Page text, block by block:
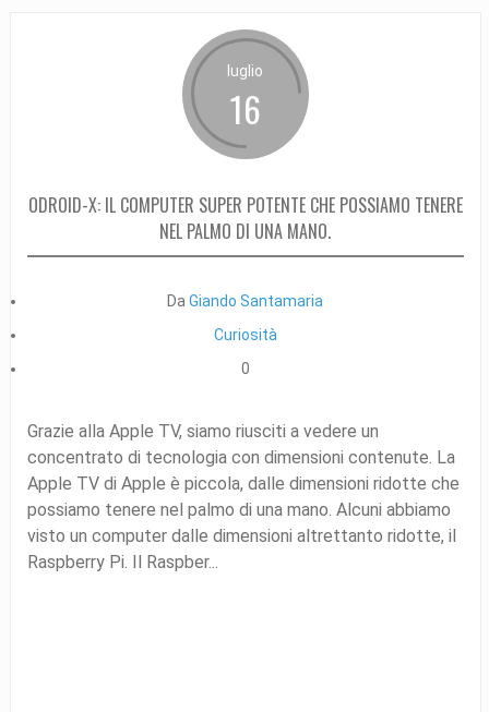
luglio
16
ODROID-X: IL COMPUTER SUPER POTENTE CHE POSSIAMO TENERE
NEL PALMO DI UNA MANO.
DaGiando Santamaria
Curiosità
0
Grazie alla Apple TV, siamo riusciti a vedere un
concentrato di tecnologia con dimensioni contenute. La
Apple TV di Apple è piccola, dalle dimensioni ridotte che
possiamo tenere nel palmo di una mano. Alcuni abbiamo
visto un computer dalle dimensioni altrettanto ridotte, il
Raspberry Pi. Il Raspber...